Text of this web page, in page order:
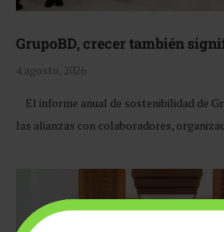
GrupoBD, crecer también
4 agosto, 2026
El informe anual de sostenibilidad de
las alianzas con colaboradores,